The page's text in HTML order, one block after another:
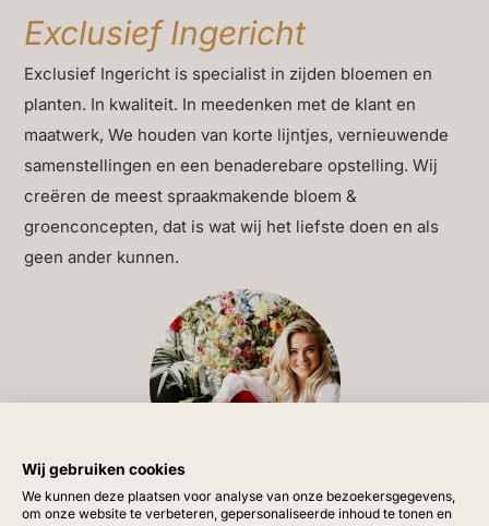
verfijnde uitstraling creëren. Dankzij de natuurlijke look
is de krans nauwelijks te onderscheiden van echt groen,
terwijl de luxueuze afwerking zorgt voor een tijdloze en
stijlvolle indruk.
Met zorg ontworpen voor interieurs die comfort en
klasse ademen. Of hij nu aan de muur hangt, pronkt op
een rijk gedekte tafel of de entree siert, deze krans
brengt een serene winterse elegantie in elke ruimte.
Exclusief Ingericht
Exclusief Ingericht is specialist in zijden bloemen en
planten. In kwaliteit. In meedenken met de klant en
maatwerk, We houden van korte lijntjes, vernieuwende
samenstellingen en een benaderebare opstelling. Wij
creëren de meest spraakmakende bloem &
groenconcepten, dat is wat wij het liefste doen en als
geen ander kunnen.
Vragen?
Wij gebruiken cookies
We kunnen deze plaatsen voor analyse van onze bezoekersgegevens,
om onze website te verbeteren, gepersonaliseerde inhoud te tonen en